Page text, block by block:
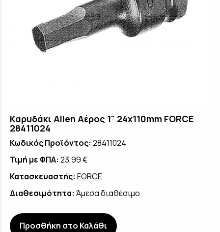
Καρυδάκι Allen Αέρος 1" 24x110mm FORCE
28411024
Κωδικός Προϊόντος: 28411024
Τιμή με ΦΠΑ: 23,99 €
Κατασκευαστής: FORCE
Διαθεσιμότητα: Άμεσα διαθέσιμο
Προσθήκη στο Καλάθι